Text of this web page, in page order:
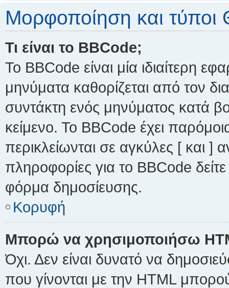
Μορφοποίηση και τύποι
Τι είναι το BBCode;
Το BBCode είναι μία ιδιαίτερη
μηνύματα καθορίζεται από τον
συντάκτη ενός μηνύματος κατά
κείμενο. Το BBCode έχει
περικλείωνται σε αγκύλες [ και ]
πληροφορίες για το BBCode
φόρμα δημοσίευσης.
Κορυφή
Μπορώ να χρησιμοποιήσω
Όχι. Δεν είναι δυνατό να
που γίνονται με την HTML